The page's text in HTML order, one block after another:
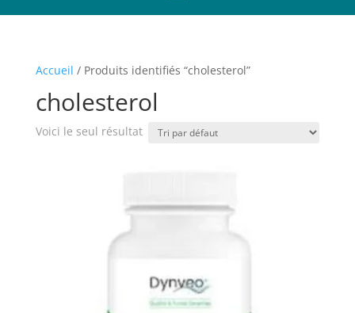
Accueil / Produits identifiés “cholesterol”
cholesterol
Voici le seul résultat